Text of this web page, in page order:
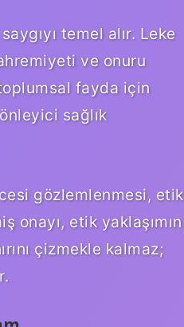
temel alır. Leke
ve onuru
fayda için
sağlık
gözlemlenmesi, etik
onayı, etik yaklaşımın
çizmekle kalmaz;